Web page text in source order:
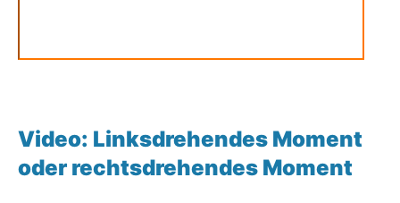
Video: Linksdrehendes Moment
oder rechtsdrehendes Moment